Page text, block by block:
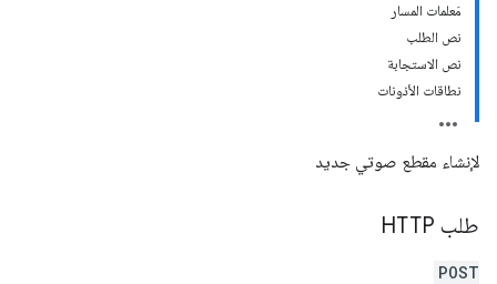
مَعلمات المسار
نص الطلب
نص الاستجابة
نطاقات الأذونات
لإنشاء مقطع صوتي جديد
طلب HTTP
POST